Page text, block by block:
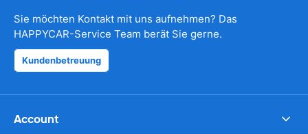
Sie möchten Kontakt mit uns aufnehmen? Das
HAPPYCAR-Service Team berät Sie gerne.
Kundenbetreuung
Account